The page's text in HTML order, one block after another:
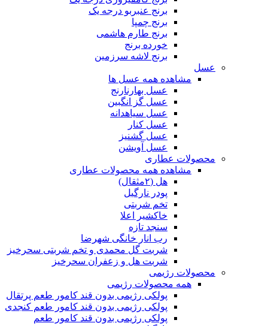
برنج عنبربو درجه یک
برنج چمپا
برنج طارم هاشمی
خورده برنج
برنج لاشه سرزمین
عسل
مشاهده همه عسل ها
عسل بهارنارنج
عسل گز انگبین
عسل سیاهدانه
عسل کنار
عسل گشنیز
عسل آویشن
محصولات عطاری
مشاهده همه محصولات عطاری
هل (۲مثقال)
پودر نارگیل
تخم شربتی
خاکشیر اعلا
سنجد تازه
رب انار خانگی شهرضا
شربت گل محمدی و تخم شربتی سحرخیز
شربت هل و زعفران سحرخیز
محصولات رژیمی
همه محصولات رژیمی
پولکی رژیمی بدون قند کامور طعم پرتقال
پولکی رژیمی بدون قند کامور طعم کنجدی
پولکی رژیمی بدون قند کامور طعم